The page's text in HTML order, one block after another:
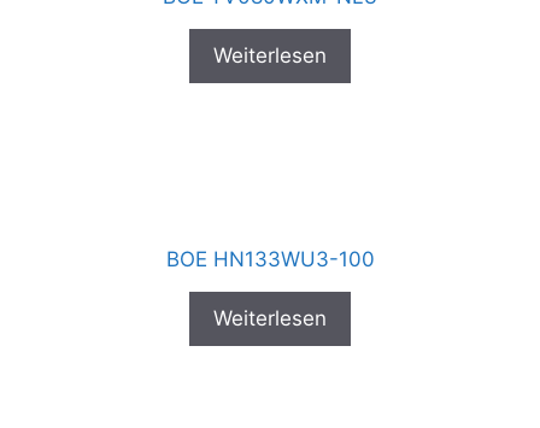
Weiterlesen
BOE HN133WU3-100
Weiterlesen